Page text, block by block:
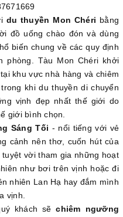
du thuyền Mon Chéri bằng
đồ uống chào đón và dùng
biến chung về các quy định
phòng. Tàu Mon Chéri khởi
khu vực nhà hàng và chiêm
khi du thuyền di chuyển
vịnh đẹp nhất thế giới do
giới bình chọn.
Sáng Tối - nổi tiếng với vẻ
cảnh nên thơ, cuốn hút của
vời tham gia những hoạt
như bơi trên vịnh hoặc đi
nhiên Lan Hạ hay đắm mình
vịnh.
khách sẽchiêm ngưỡng